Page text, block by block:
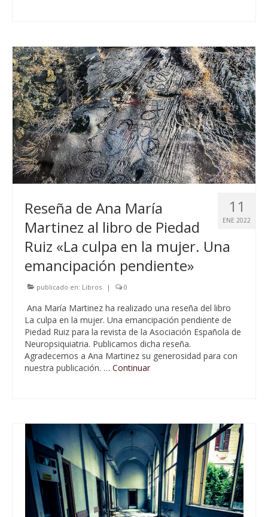
11
ENE 2022
Reseña de Ana María
Martinez al libro de Piedad
Ruiz «La culpa en la mujer. Una
emancipación pendiente»
publicado en: Libros | 0
Ana María Martinez ha realizado una reseña del libro
La culpa en la mujer. Una emancipación pendiente de
Piedad Ruiz para la revista de la Asociación Española de
Neuropsiquiatria. Publicamos dicha reseña.
Agradecemos a Ana Martinez su generosidad para con
nuestra publicación. … Continuar